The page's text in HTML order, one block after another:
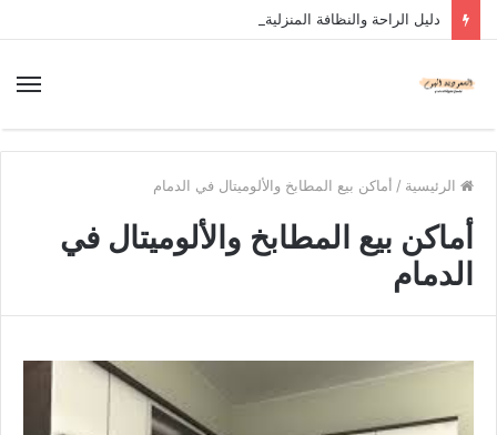
دليل الراحة والنظافة المنزلية
الرئيسية / أماكن بيع المطابخ والألوميتال في الدمام
أماكن بيع المطابخ والألوميتال في
الدمام